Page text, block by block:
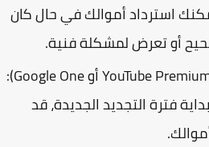
استرداد أموالك في حال كان
أو تعرض لمشكلة فنية.
فترة التجديد الجديدة، قد